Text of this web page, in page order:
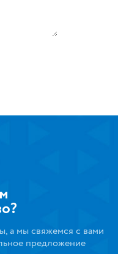
а мы свяжемся с вами
предложение